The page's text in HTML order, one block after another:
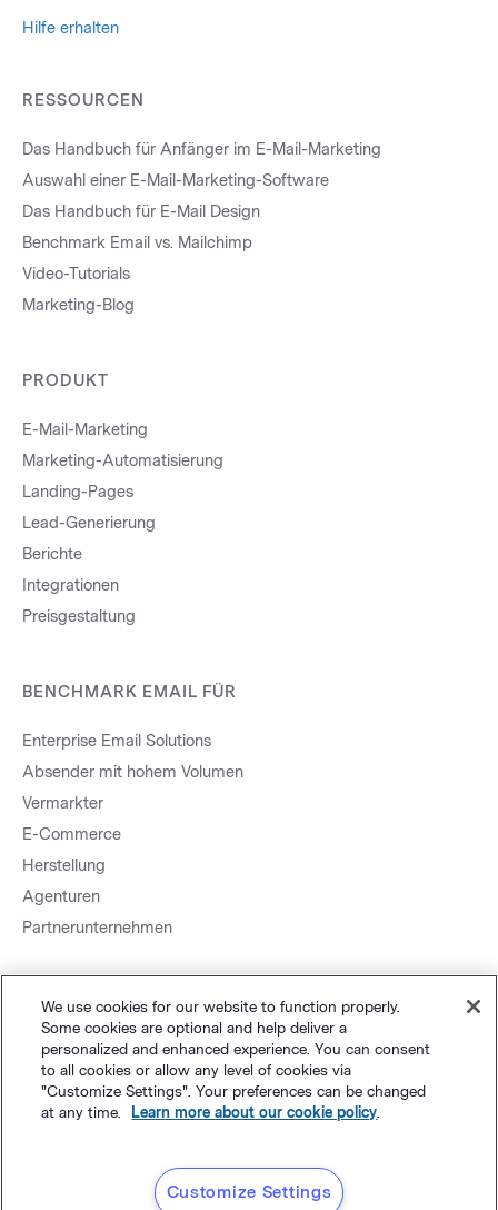
Hilfe erhalten
RESSOURCEN
Das Handbuch für Anfänger im E-Mail-Marketing
Auswahl einer E-Mail-Marketing-Software
Das Handbuch für E-Mail Design
Benchmark Email vs. Mailchimp
Video-Tutorials
Marketing-Blog
PRODUKT
E-Mail-Marketing
Marketing-Automatisierung
Landing-Pages
Lead-Generierung
Berichte
Integrationen
Preisgestaltung
BENCHMARK EMAIL FÜR
Enterprise Email Solutions
Absender mit hohem Volumen
Vermarkter
E-Commerce
Herstellung
Agenturen
Partnerunternehmen
Sitemap. Datenschutz &AGB Cookie-Einstellungen
Polaris Software, LLC
We use cookies for our website to function properly.
Some cookies are optional and help deliver a
personalized and enhanced experience. You can consent
to all cookies or allow any level of cookies via
"Customize Settings". Your preferences can be changed
at any time.
Learn more about our cookie policy.
Customize Settings